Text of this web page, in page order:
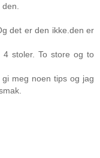
det er den ikke.den er
stoler. To store og to
meg noen tips og jag